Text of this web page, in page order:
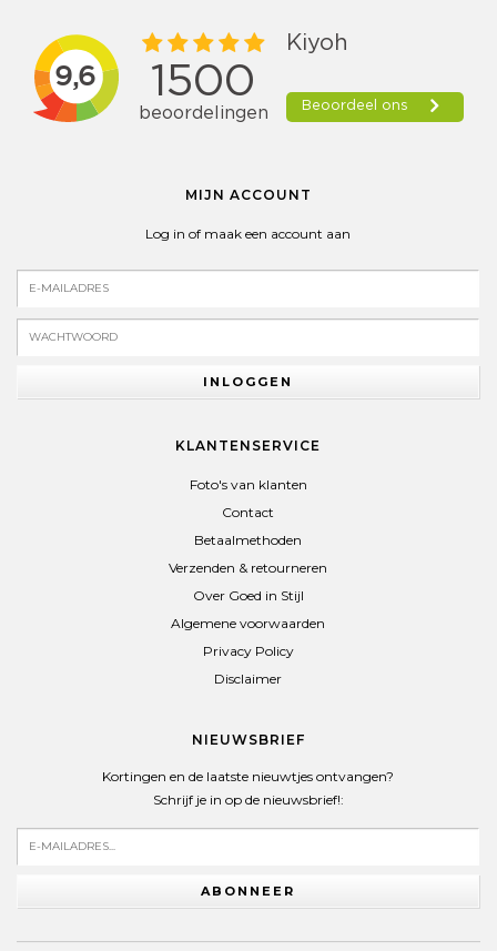
MIJN ACCOUNT
Log in of maak een account aan
INLOGGEN
KLANTENSERVICE
Foto's van klanten
Contact
Betaalmethoden
Verzenden & retourneren
Over Goed in Stijl
Algemene voorwaarden
Privacy Policy
Disclaimer
NIEUWSBRIEF
Kortingen en de laatste nieuwtjes ontvangen?
Schrijf je in op de nieuwsbrief!:
ABONNEER